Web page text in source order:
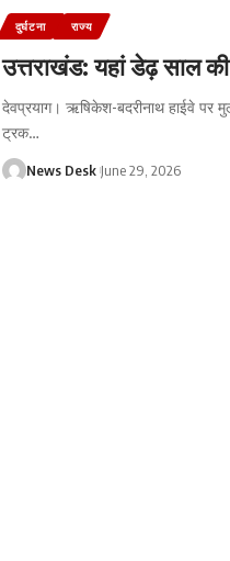
दुर्घटना राज्य
उत्तराखंड: यहां डेढ़ साल की
देवप्रयाग। ऋषिकेश-बदरीनाथ हाईवे पर
ट्रक…
News Desk June 29, 2026